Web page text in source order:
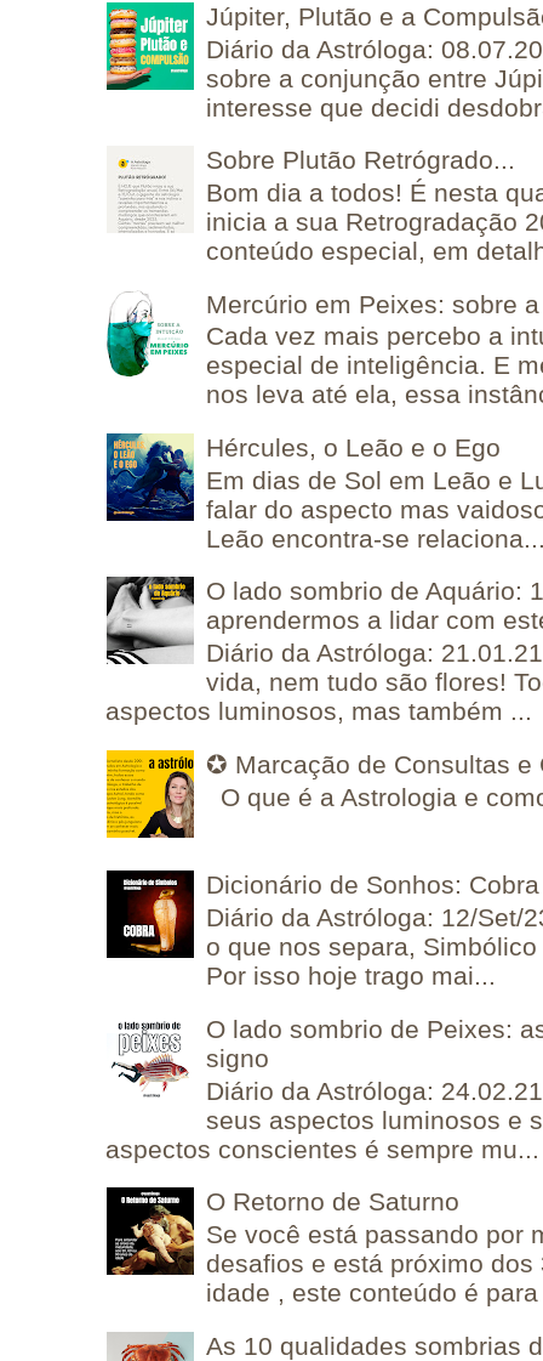
Júpiter, Plutão e a
Diário da Astróloga:
sobre a conjunção entre
interesse que decidi
Sobre Plutão Retrógrado...
Bom dia a todos! É nesta
inicia a sua Retrogradação
conteúdo especial, em
Mercúrio em Peixes: sobre
Cada vez mais percebo a
especial de inteligência. E
nos leva até ela, essa
Hércules, o Leão e o Ego
Em dias de Sol em Leão e
falar do aspecto mas
Leão encontra-se
O lado sombrio de Aquário:
aprendermos a lidar com
Diário da Astróloga:
vida, nem tudo são flores!
aspectos luminosos, mas também ...
✪ Marcação de Consultas e
O que é a Astrologia e
Dicionário de Sonhos: Cobra
Diário da Astróloga: 12/Set/
o que nos separa,
Por isso hoje trago mai...
O lado sombrio de Peixes:
signo
Diário da Astróloga:
seus aspectos luminosos e
aspectos conscientes é sempre mu...
O Retorno de Saturno
Se você está passando por
desafios e está próximo
idade , este conteúdo é
As 10 qualidades sombrias